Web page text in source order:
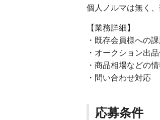
個人ノルマは無く
【業務詳細】
・既存会員様への
・オークション出
・商品相場などの
・問い合わせ対応
応募条件